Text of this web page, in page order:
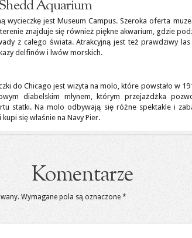
Aquarium
wycieczkę jest Museum Campus. Szeroka oferta
znajduje się również piękne akwarium, gdzie
z całego świata. Atrakcyjną jest też prawdziwy
delfinów i lwów morskich.
do Chicago jest wizyta na molo, które powstało w
diabelskim młynem, którym przejażdżka
statki. Na molo odbywają się różne spektakle i
się właśnie na Navy Pier.
Komentarze
Wymagane pola są oznaczone *